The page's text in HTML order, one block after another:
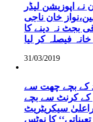
اپوزیشن لیڈر
خان ناجی
بجٹ نہ دینے کا
خانہ فیصلہ کر لیا
31/03/2019
کے بچے چھت سے
کے کرنٹ سے بچے
سیکریٹریٹ
کا نوٹس